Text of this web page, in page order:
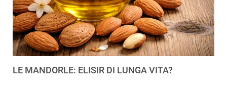
LE MANDORLE: ELISIR DI LUNGA VITA?